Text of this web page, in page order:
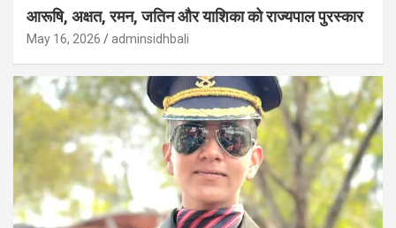
आरूषि, अक्षत, रमन, जतिन और याशिका को राज्यपाल पुरस्कार
May 16, 2026 adminsidhbali